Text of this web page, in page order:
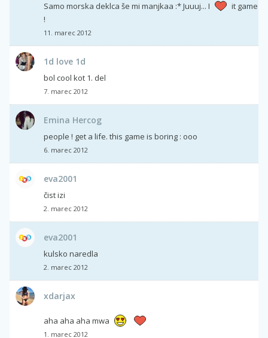
Samo morska deklca še mi manjkaa :* Juuuj... I
it game
!
11. marec 2012
1d love 1d
bol cool kot 1. del
7. marec 2012
Emina Hercog
people ! get a life. this game is boring : ooo
6. marec 2012
eva2001
čist izi
2. marec 2012
eva2001
kulsko naredla
2. marec 2012
xdarjax
aha aha aha mwa
1. marec 2012